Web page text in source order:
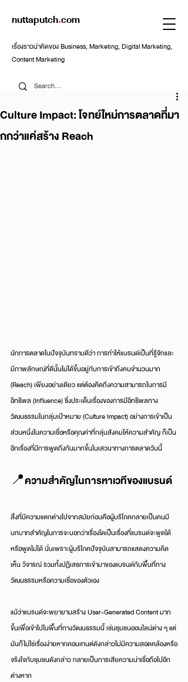
nuttaputch.com
เรื่องราวน่าคิดของ Business, Marketing, Digital Marketing,
Content Marketing
Culture Impact: โจทย์ใหม่การตลาดที่มา
กกว่าแค่สร้าง Reach
นักการตลาดในปัจจุบันทราบดีว่า การทำให้แบรนด์เป็นที่รู้จักและ
มีภาพลักษณ์ที่ดีนั้นไม่ได้ขึ้นอยู่กับการเข้าถึงคนจำนวนมาก
(Reach) เพียงอย่างเดียว แต่ต้องคิดถึงความสามารถในการมี
อิทธิพล (Influence) ซึ่งประเด็นเรื่องของการมีอิทธิพลทาง
วัฒนธรรมในกลุ่มเป้าหมาย (Culture Impact) อย่างการเข้าเป็น
ส่วนหนึ่งในความเชื่อหรือคุณค่าที่กลุ่มสังคมให้ความสำคัญ ก็เป็น
อีกเรื่องที่มีการพูดถึงกันมากขึ้นในเสวนาทางการตลาดวันนี้
📍ความสำคัญในการหาเวทีของแบรนด์
สิ่งที่มีความแตกต่างไปจากสมัยก่อนคือผู้บริโภคกลายเป็นคนมี
บทบาทสำคัญในการจะบอกว่าเรื่องใดเป็นเรื่องที่แบรนด์จะพูดได้
หรือพูดไม่ได้ นั่นเพราะผู้บริโภคปัจจุบันสามารถแสดงความคิด
เห็น วิจารณ์ รวมทั้งปฏิเสธการเข้ามาของแบรนด์กับพื้นที่ทาง
วัฒนธรรมหรือความเชื่อของตัวเอง
แม้ว่าแบรนด์จะพยายามสร้าง User-Generated Content มาก
ขึ้นเพื่อเข้าไปในพื้นที่ทางวัฒนธรรมนี้ เช่นชุมชนออนไลน์ต่าง ๆ แต่
มันก็ไม่ใช่เรื่องง่ายหากคอนเทนต์ดังกล่าวไม่มีความสอดคล้องหรือ
จริงใจกับชุมชนดังกล่าว กลายเป็นการเสียความน่าเชื่อถือไปอีก
ต่างหาก